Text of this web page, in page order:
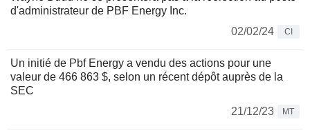
d'administrateur de PBF Energy Inc.
02/02/24
CI
Un initié de Pbf Energy a vendu des actions pour une
valeur de 466 863 $, selon un récent dépôt auprès de la
SEC
21/12/23
MT